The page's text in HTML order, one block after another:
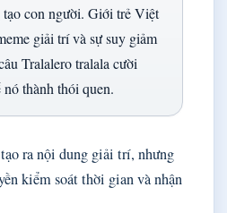
con người. Giới trẻ Việt
giải trí và sự suy giảm
Tralalero tralala cười
thành thói quen.
ra nội dung giải trí, nhưng
kiểm soát thời gian và nhận